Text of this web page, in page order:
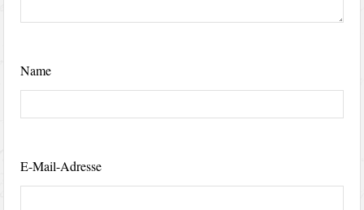
Name
E-Mail-Adresse